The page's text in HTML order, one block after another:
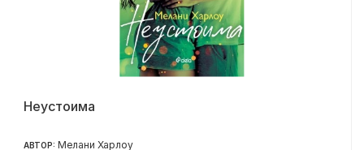
Неустоима
АВТОР: Мелани Харлоу